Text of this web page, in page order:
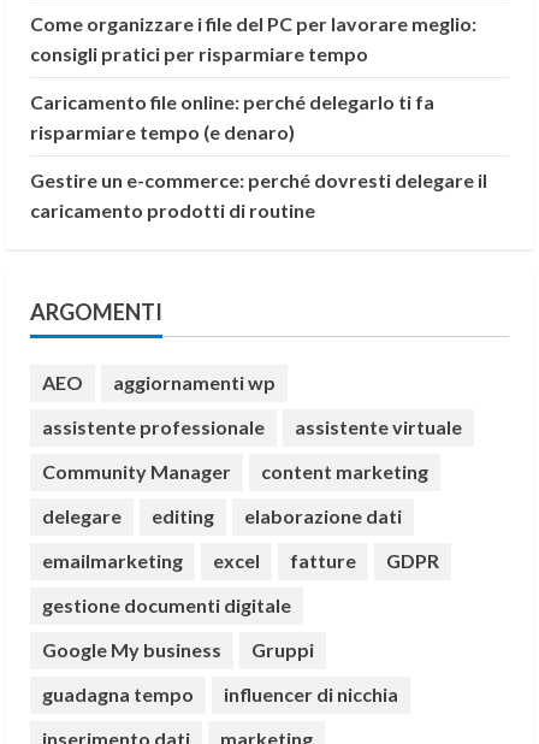
Come organizzare i file del PC per lavorare meglio:
consigli pratici per risparmiare tempo
Caricamento file online: perché delegarlo ti fa
risparmiare tempo (e denaro)
Gestire un e-commerce: perché dovresti delegare il
caricamento prodotti di routine
ARGOMENTI
AEO
aggiornamenti wp
assistente professionale
assistente virtuale
Community Manager
content marketing
delegare
editing
elaborazione dati
emailmarketing
excel fatture
GDPR
gestione documenti digitale
Google My business
Gruppi
guadagna tempo
influencer di nicchia
inserimento dati
marketing